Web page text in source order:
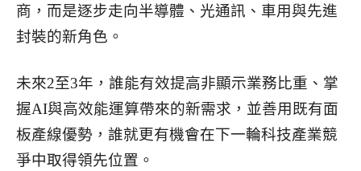
商，而是逐步走向半導體、光通訊、車用與先進
封裝的新角色。
未來2至3年，誰能有效提高非顯示業務比重、掌
握AI與高效能運算帶來的新需求，並善用既有面
板產線優勢，誰就更有機會在下一輪科技產業競
爭中取得領先位置。